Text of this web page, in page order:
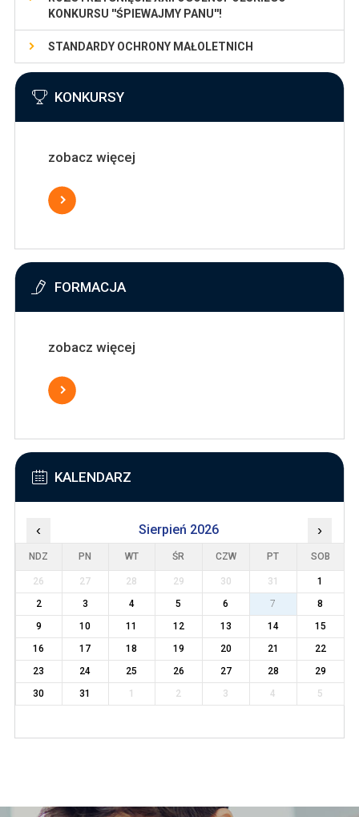
KONKURSU ''ŚPIEWAJMY PANU''!
STANDARDY OCHRONY MAŁOLETNICH
KONKURSY
zobacz więcej
FORMACJA
zobacz więcej
KALENDARZ
‹ Sierpień 2026 ›
NDZ PN WT ŚR CZW PT SOB
26 27 28 29 30 31
1
2
3 4 5 6 7
8
9
10 11 12 13 14
15
16
17 18 19 20 21
22
23
24 25 26 27 28
29
30
31 1 2 3 4 5